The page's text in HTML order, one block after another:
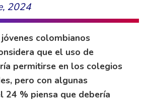
2024
colombianos
que el uso de
permitirse en los colegios
pero con algunas
24 % piensa que debería